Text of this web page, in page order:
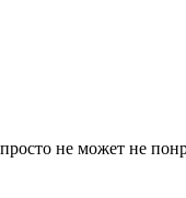
не может не